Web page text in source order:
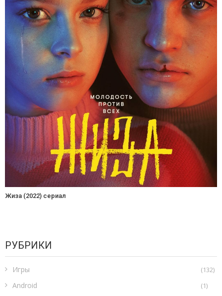
Жиза (2022) сериал
РУБРИКИ
Игры (132)
Android (1)